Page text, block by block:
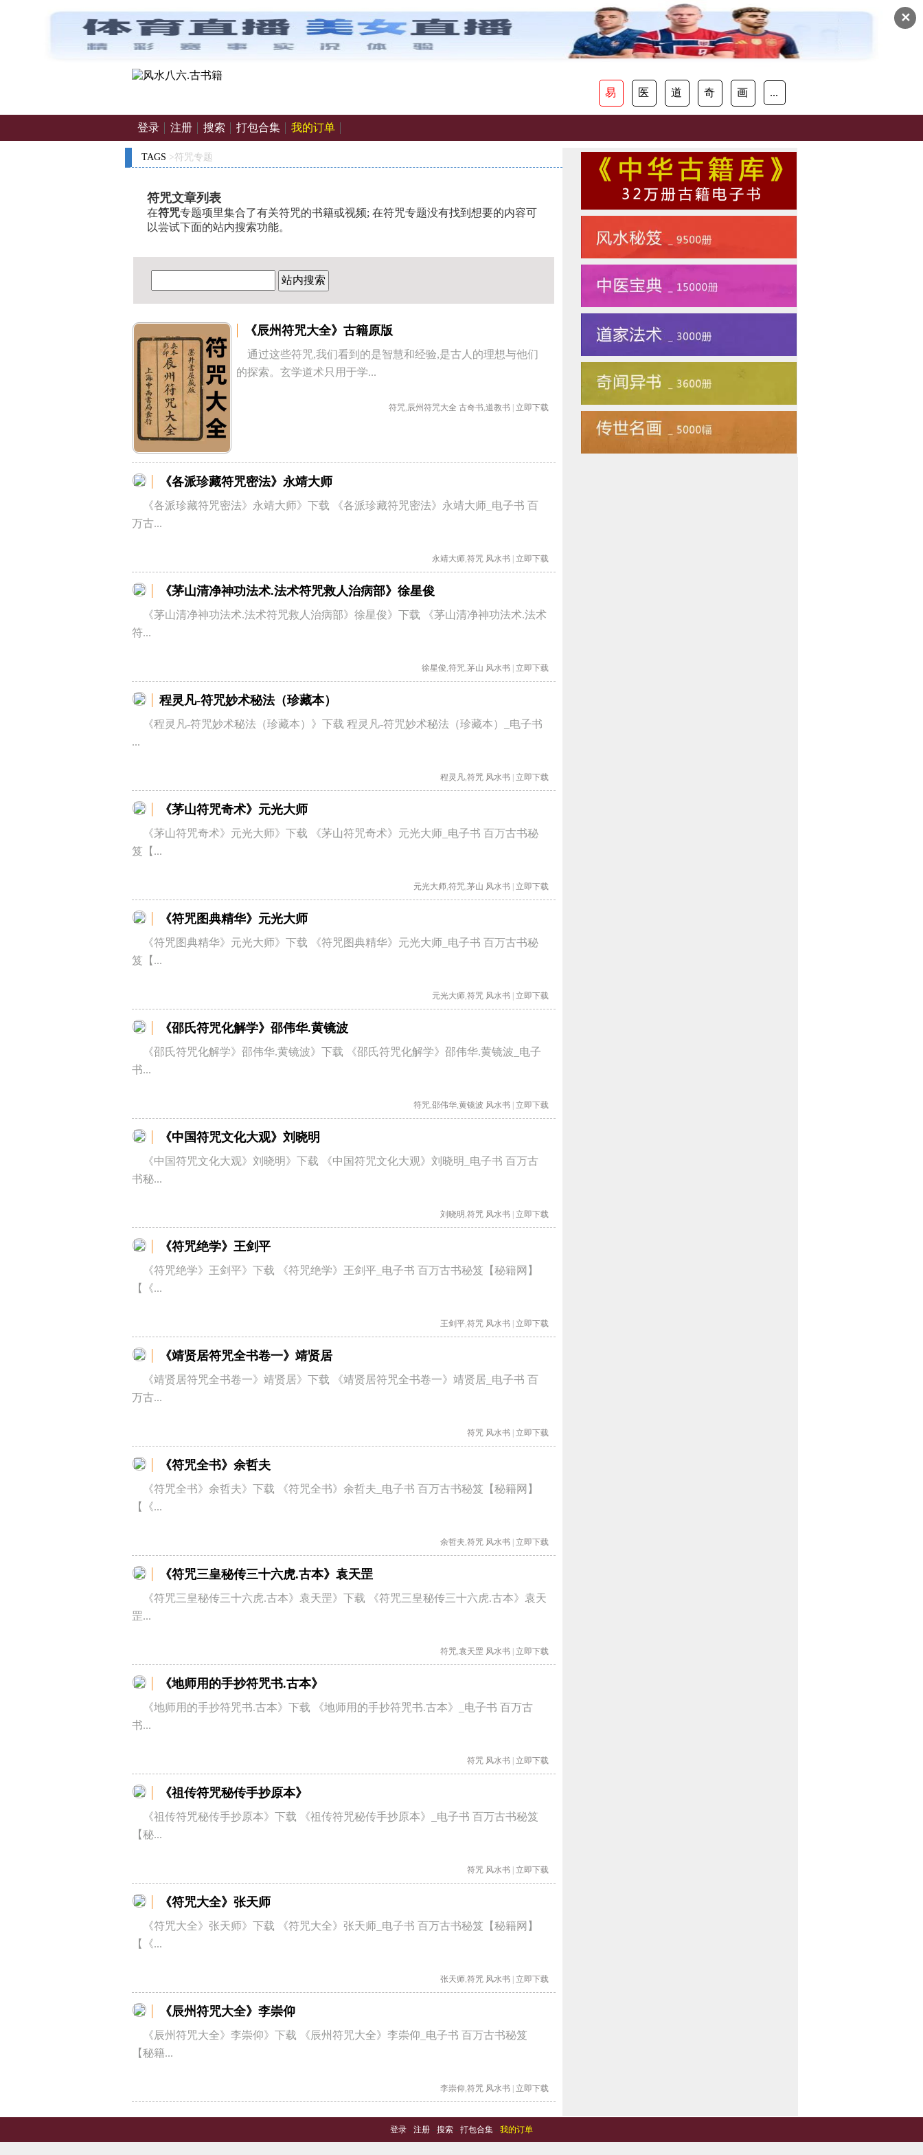
✕
易 医 道 奇 画 ...
登录 注册 搜索 打包合集 我的订单
TAGS >符咒专题
符咒文章列表
在符咒专题项里集合了有关符咒的书籍或视频; 在符咒专题没有找到想要的内容可
以尝试下面的站内搜索功能。
站内搜索
《辰州符咒大全》古籍原版
通过这些符咒,我们看到的是智慧和经验,是古人的理想与他们
的探索。玄学道术只用于学...
符咒 辰州符咒大全 古奇书 道教书 | 立即下载
《各派珍藏符咒密法》永靖大师
《各派珍藏符咒密法》永靖大师》下载 《各派珍藏符咒密法》永靖大师_电子书 百
万古...
永靖大师,符咒 风水书 立即下载
《茅山清净神功法术.法术符咒救人治病部》徐星俊
《茅山清净神功法术.法术符咒救人治病部》徐星俊》下载 《茅山清净神功法术.法术
符...
徐星俊,符咒,茅山 风水书 立即下载
程灵凡-符咒妙术秘法（珍藏本）
《程灵凡-符咒妙术秘法（珍藏本）》下载 程灵凡-符咒妙术秘法（珍藏本）_电子书
...
程灵凡,符咒 风水书 立即下载
《茅山符咒奇术》元光大师
《茅山符咒奇术》元光大师》下载 《茅山符咒奇术》元光大师_电子书 百万古书秘
笈【...
元光大师,符咒,茅山 风水书 立即下载
《符咒图典精华》元光大师
《符咒图典精华》元光大师》下载 《符咒图典精华》元光大师_电子书 百万古书秘
笈【...
元光大师,符咒 风水书 立即下载
《邵氏符咒化解学》邵伟华.黄镜波
《邵氏符咒化解学》邵伟华.黄镜波》下载 《邵氏符咒化解学》邵伟华.黄镜波_电子
书...
符咒,邵伟华,黄镜波 风水书 立即下载
《中国符咒文化大观》刘晓明
《中国符咒文化大观》刘晓明》下载 《中国符咒文化大观》刘晓明_电子书 百万古
书秘...
刘晓明 ,符咒 风水书 立即下载
《符咒绝学》王剑平
《符咒绝学》王剑平》下载 《符咒绝学》王剑平_电子书 百万古书秘笈【秘籍网】
【《...
王剑平,符咒 风水书 立即下载
《靖贤居符咒全书卷一》靖贤居
《靖贤居符咒全书卷一》靖贤居》下载 《靖贤居符咒全书卷一》靖贤居_电子书 百
万古...
符咒 风水书 立即下载
《符咒全书》余哲夫
《符咒全书》余哲夫》下载 《符咒全书》余哲夫_电子书 百万古书秘笈【秘籍网】
【《...
余哲夫,符咒 风水书 立即下载
《符咒三皇秘传三十六虎.古本》袁天罡
《符咒三皇秘传三十六虎.古本》袁天罡》下载 《符咒三皇秘传三十六虎.古本》袁天
罡...
符咒,袁天罡 风水书 立即下载
《地师用的手抄符咒书.古本》
《地师用的手抄符咒书.古本》下载 《地师用的手抄符咒书.古本》_电子书 百万古
书...
符咒 风水书 立即下载
《祖传符咒秘传手抄原本》
《祖传符咒秘传手抄原本》下载 《祖传符咒秘传手抄原本》_电子书 百万古书秘笈
【秘...
符咒 风水书 立即下载
《符咒大全》张天师
《符咒大全》张天师》下载 《符咒大全》张天师_电子书 百万古书秘笈【秘籍网】
【《...
张天师,符咒 风水书 立即下载
《辰州符咒大全》李崇仰
《辰州符咒大全》李崇仰》下载 《辰州符咒大全》李崇仰_电子书 百万古书秘笈
【秘籍...
李崇仰,符咒 风水书 立即下载
登录 - 注册 - 搜索 - 打包合集 - 我的订单